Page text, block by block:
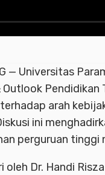
— Universitas
arah
ini
perguruan tinggi
Dr. Handi